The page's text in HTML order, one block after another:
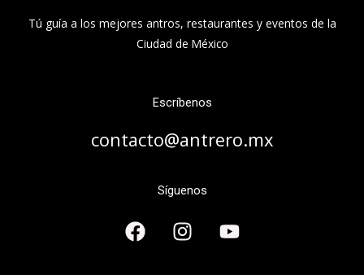
Tú guía a los mejores antros, restaurantes y eventos de la
Ciudad de México
Escríbenos
contacto@antrero.mx
Síguenos